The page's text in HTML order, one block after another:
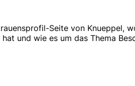
Seite von Knueppel,
und wie es um das Thema